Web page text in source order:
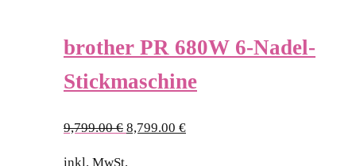
brother PR 680W 6-Nadel-
Stickmaschine
9,799.00€ Ursprünglicher
8,799.00 €Aktueller
inkl. MwSt.